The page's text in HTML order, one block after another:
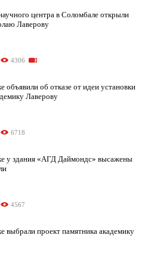
центра в Соломбале открыли
Лаверову
4306
объявили об отказе от идеи установки
Лаверову
6718
у здания «АГД Даймондс» высажены
4567
выбрали проект памятника академику